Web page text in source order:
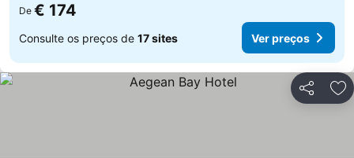
De € 174
Consulte os preços de 17 sites Ver preços
Partilhar